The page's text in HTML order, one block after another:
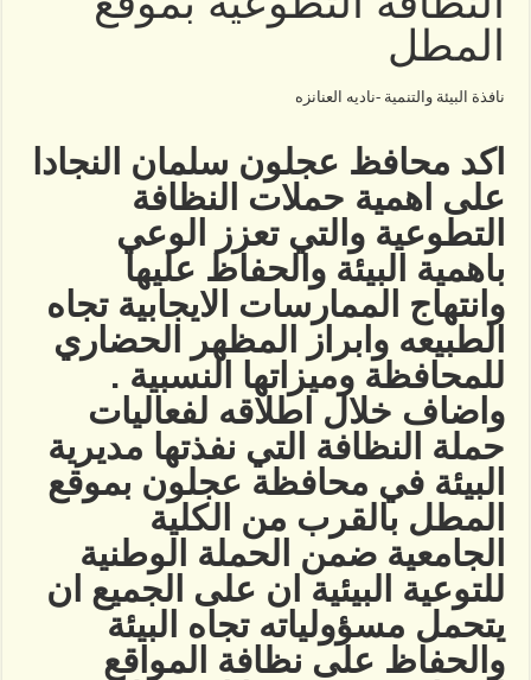
المطل
نافذة البيئة والتنمية -ناديه العنانزه
اكد محافظ عجلون سلمان النجادا
على اهمية حملات النظافة
التطوعية والتي تعزز الوعي
باهمية البيئة والحفاظ عليها
وانتهاج الممارسات الايجابية تجاه
الطبيعه وابراز المظهر الحضاري
للمحافظة وميزاتها النسبية .
واضاف خلال اطلاقه لفعاليات
حملة النظافة التي نفذتها مديرية
البيئة في محافظة عجلون بموقع
المطل بالقرب من الكلية
الجامعية ضمن الحملة الوطنية
للتوعية البيئية ان على الجميع ان
يتحمل مسؤولياته تجاه البيئة
والحفاظ على نظافة المواقع